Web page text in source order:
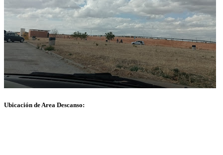
Ubicación de Area Descanso: